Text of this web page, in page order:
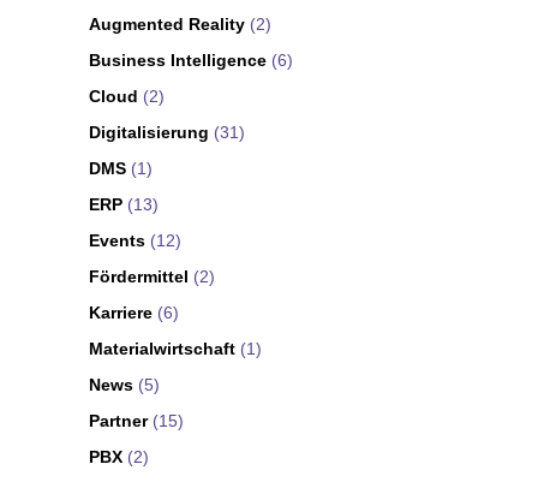
Augmented Reality (2)
Business Intelligence (6)
Cloud (2)
Digitalisierung (31)
DMS (1)
ERP (13)
Events (12)
Fördermittel (2)
Karriere (6)
Materialwirtschaft (1)
News (5)
Partner(15)
PBX (2)